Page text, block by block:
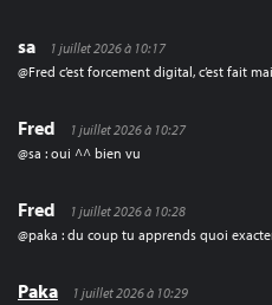
sa
1 juillet 2026 à 10:17
@Fred c’est forcement digital, c’est fait
Fred
1 juillet 2026 à 10:27
@sa : oui ^^ bien vu
Fred
1 juillet 2026 à 10:28
@paka : du coup tu apprends quoi
Paka
1 juillet 2026 à 10:29